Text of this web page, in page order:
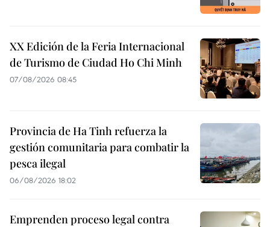
XX Edición de la Feria Internacional
de Turismo de Ciudad Ho Chi Minh
07/08/2026 08:45
Provincia de Ha Tinh refuerza la
gestión comunitaria para combatir la
pesca ilegal
06/08/2026 18:02
Emprenden proceso legal contra